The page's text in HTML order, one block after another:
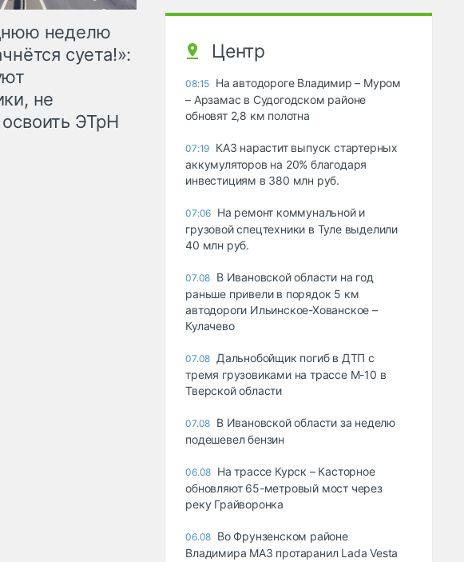
неделю
суета!»:
не
ЭТрН
Центр
08:15 На автодороге Владимир – Муром
– Арзамас в Судогодском районе
обновят 2,8 км полотна
07:19 КАЗ нарастит выпуск стартерных
аккумуляторов на 20% благодаря
инвестициям в 380 млн руб.
07:06 На ремонт коммунальной и
грузовой спецтехники в Туле выделили
40 млн руб.
07.08 В Ивановской области на год
раньше привели в порядок 5 км
автодороги Ильинское-Хованское –
Кулачево
07.08 Дальнобойщик погиб в ДТП с
тремя грузовиками на трассе М-10 в
Тверской области
07.08 В Ивановской области за неделю
подешевел бензин
06.08 На трассе Курск – Касторное
обновляют 65-метровый мост через
реку Грайворонка
06.08 Во Фрунзенском районе
Владимира МАЗ протаранил Lada Vesta